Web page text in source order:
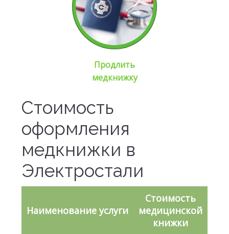
Продлить
медкнижку
Стоимость
оформления
медкнижки в
Электростали
Наименование услуги
Стоимость
медицинской
книжки